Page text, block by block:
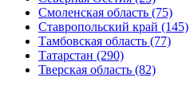
Смоленская область (75)
Ставропольский край (145)
Тамбовская область (77)
Татарстан (290)
Тверская область (82)